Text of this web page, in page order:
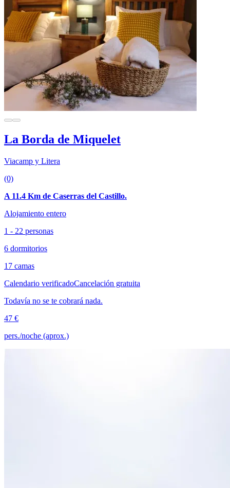
La Borda de Miquelet
Viacamp y Litera
(0)
A 11.4 Km de Caserras del Castillo.
Alojamiento entero
1 - 22 personas
6 dormitorios
17 camas
Calendario verificadoCancelación gratuita
Todavía no se te cobrará nada.
47 €
pers./noche (aprox.)